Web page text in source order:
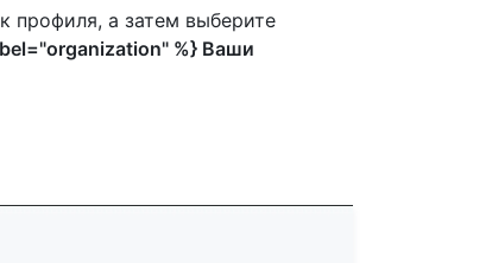
профиля, а затем выберите
%} Ваши